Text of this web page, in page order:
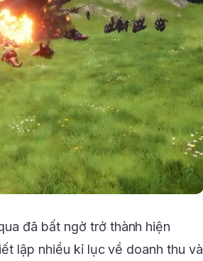
đã bất ngờ trở thành hiện
lập nhiều kỉ lục về doanh thu và